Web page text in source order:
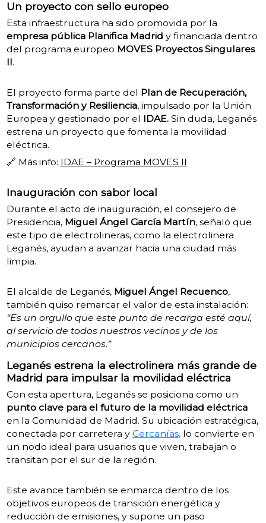
Un proyecto con sello europeo
Esta infraestructura ha sido promovida por la
empresa pública Planifica Madrid y financiada dentro
del programa europeo MOVES Proyectos Singulares
II.
El proyecto forma parte del Plan de Recuperación,
Transformación y Resiliencia, impulsado por la Unión
Europea y gestionado por el IDAE. Sin duda, Leganés
estrena un proyecto que fomenta la movilidad
eléctrica.
🔗 Más info: IDAE – Programa MOVES II
Inauguración con sabor local
Durante el acto de inauguración, el consejero de
Presidencia, Miguel Ángel García Martín, señaló que
este tipo de electrolineras, como la electrolinera
Leganés, ayudan a avanzar hacia una ciudad más
limpia.
El alcalde de Leganés, Miguel Ángel Recuenco,
también quiso remarcar el valor de esta instalación:
“Es un orgullo que este punto de recarga esté aquí,
al servicio de todos nuestros vecinos y de los
municipios cercanos.”
Leganés estrena la electrolinera más grande de
Madrid para impulsar la movilidad eléctrica
Con esta apertura, Leganés se posiciona como un
punto clave para el futuro de la movilidad eléctrica
en la Comunidad de Madrid. Su ubicación estratégica,
conectada por carretera y Cercanías,lo convierte en
un nodo ideal para usuarios que viven, trabajan o
transitan por el sur de la región.
Este avance también se enmarca dentro de los
objetivos europeos de transición energética y
reducción de emisiones, y supone un paso